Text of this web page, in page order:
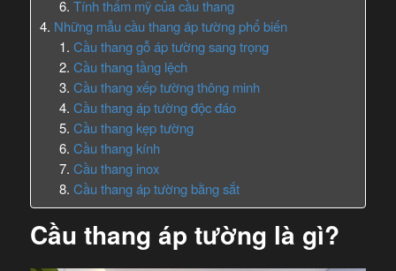
Tính thẩm mỹ của cầu thang
Những mẫu cầu thang áp tường phổ biến
Cầu thang gỗ áp tường sang trọng
Cầu thang tầng lệch
Cầu thang xếp tường thông minh
Cầu thang áp tường độc đáo
Cầu thang kẹp tường
Cầu thang kính
Cầu thang inox
Cầu thang áp tường bằng sắt
Cầu thang áp tường là gì?